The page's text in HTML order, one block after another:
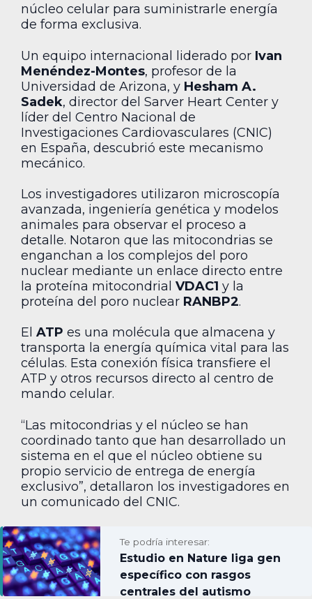
núcleo celular para suministrarle energía
de forma exclusiva.
Un equipo internacional liderado por Ivan
Menéndez-Montes, profesor de la
Universidad de Arizona, y Hesham A.
Sadek, director del Sarver Heart Center y
líder del Centro Nacional de
Investigaciones Cardiovasculares (CNIC)
en España, descubrió este mecanismo
mecánico.
Los investigadores utilizaron microscopía
avanzada, ingeniería genética y modelos
animales para observar el proceso a
detalle. Notaron que las mitocondrias se
enganchan a los complejos del poro
nuclear mediante un enlace directo entre
la proteína mitocondrial VDAC1 y la
proteína del poro nuclear RANBP2.
El ATP es una molécula que almacena y
transporta la energía química vital para las
células. Esta conexión física transfiere el
ATP y otros recursos directo al centro de
mando celular.
“Las mitocondrias y el núcleo se han
coordinado tanto que han desarrollado un
sistema en el que el núcleo obtiene su
propio servicio de entrega de energía
exclusivo”, detallaron los investigadores en
un comunicado del CNIC.
Te podría interesar:
Estudio en Nature liga gen
específico con rasgos
centrales del autismo